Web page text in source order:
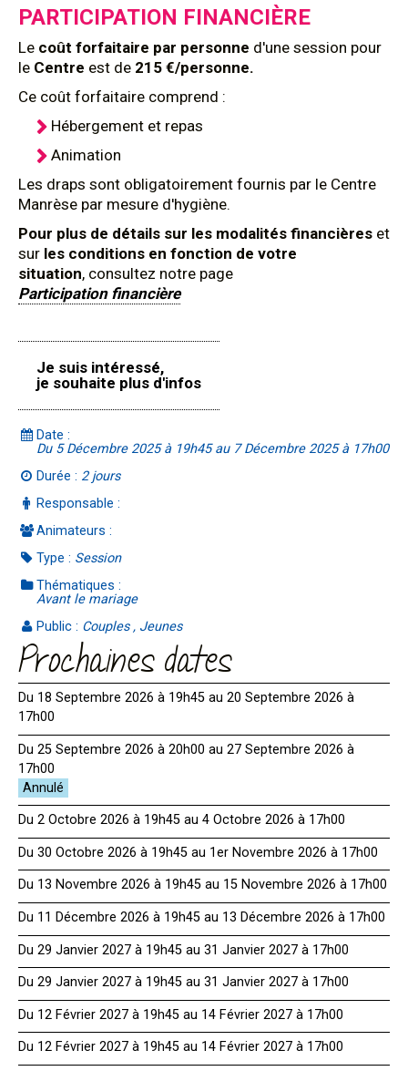
PARTICIPATION FINANCIÈRE
Le coût forfaitaire par personne d'une session pour
le Centre est de 215 €/personne.
Ce coût forfaitaire comprend :
Hébergement et repas
Animation
Les draps sont obligatoirement fournis par le Centre
Manrèse par mesure d'hygiène.
Pour plus de détails sur les modalités financières et
sur les conditions en fonction de votre
situation, consultez notre page
Participation financière
Je suis intéressé,
je souhaite plus d'infos
Date :
Du 5 Décembre 2025 à 19h45 au 7 Décembre 2025 à 17h00
Durée : 2 jours
Responsable :
Animateurs :
Type : Session
Thématiques :
Avant le mariage
Public : Couples , Jeunes
Prochaines dates
Du 18 Septembre 2026 à 19h45 au 20 Septembre 2026 à
17h00
Du 25 Septembre 2026 à 20h00 au 27 Septembre 2026 à
17h00
Du 2 Octobre 2026 à 19h45 au 4 Octobre 2026 à 17h00
Du 30 Octobre 2026 à 19h45 au 1er Novembre 2026 à 17h00
Du 13 Novembre 2026 à 19h45 au 15 Novembre 2026 à 17h00
Du 11 Décembre 2026 à 19h45 au 13 Décembre 2026 à 17h00
Du 29 Janvier 2027 à 19h45 au 31 Janvier 2027 à 17h00
Du 29 Janvier 2027 à 19h45 au 31 Janvier 2027 à 17h00
Du 12 Février 2027 à 19h45 au 14 Février 2027 à 17h00
Du 12 Février 2027 à 19h45 au 14 Février 2027 à 17h00